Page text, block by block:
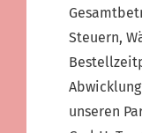
Steuern,
unseren